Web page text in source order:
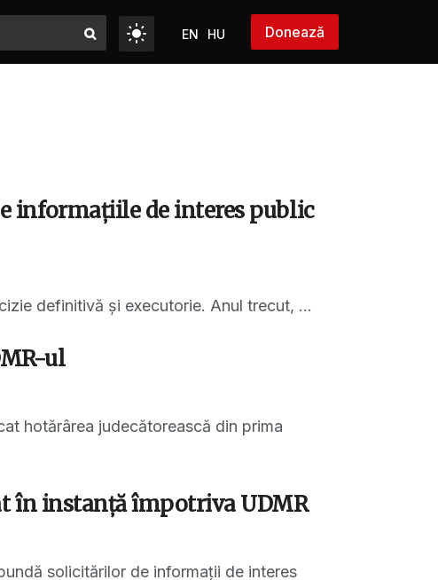
EN HU Donează
informațiile de interes public
definitivă și executorie. Anul trecut, ...
ul
hotărârea judecătorească din prima
în instanţă împotriva UDMR
solicitărilor de informaţii de interes